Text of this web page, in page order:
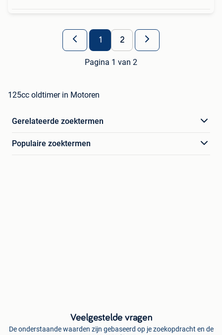
1 2
Pagina 1 van 2
125cc oldtimer in Motoren
Gerelateerde zoektermen
Populaire zoektermen
Veelgestelde vragen
De onderstaande waarden zijn gebaseerd op je zoekopdracht en de